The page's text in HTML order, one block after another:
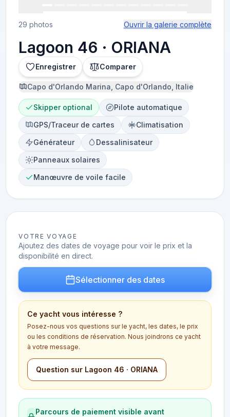
29 photos Ouvrir la galerie complète
Lagoon 46 · ORIANA
Enregistrer Comparer
Capo d'Orlando Marina, Capo d'Orlando, Italie
Skipper optional
Pilote automatique
GPS/Traceur de cartes
Climatisation
Générateur
Dessalinisateur
Panneaux solaires
Manœuvre de voile facile
VOTRE VOYAGE
Ajoutez des dates de voyage pour voir le prix et la
disponibilité en direct.
Sélectionner des dates
Ce yacht vous intéresse ?
Posez-nous vos questions sur le yacht, les dates, le prix
ou les conditions de réservation. Nous joindrons ce yacht
à votre message.
Question sur Lagoon 46 · ORIANA
Parcours de paiement visible avant